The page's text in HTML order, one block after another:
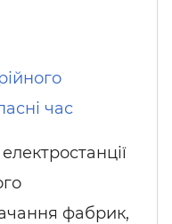
час
фабрик,